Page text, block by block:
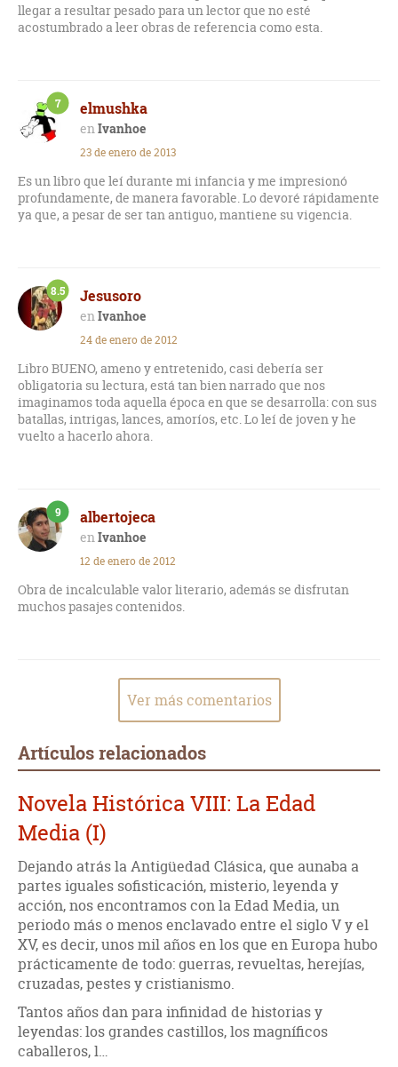
Sin embargo, tiene el don de entretenernos, y el de recuperar
ciertas figuras emblemáticas de la cultura popular
A mí no me cabe duda que autores tan flamantes como Kent
Follet, Patrick Rothfuss o George R. R. Martin, han debido de
empaparse de muchas de sus licencias, detalles y
argumentos.
llegar a resultar pesado para un lector que no esté
acostumbrado a leer obras de referencia como esta.
elmushka
Ivanhoe
7
23 de enero de 2013
Es un libro que leí durante mi infancia y me impresionó
profundamente, de manera favorable. Lo devoré rápidamente
ya que, a pesar de ser tan antiguo, mantiene su vigencia.
Jesusoro
Ivanhoe
8.5
24 de enero de 2012
Libro BUENO, ameno y entretenido, casi debería ser
obligatoria su lectura, está tan bien narrado que nos
imaginamos toda aquella época en que se desarrolla: con sus
batallas, intrigas, lances, amoríos, etc. Lo leí de joven y he
vuelto a hacerlo ahora.
albertojeca
Ivanhoe
9
12 de enero de 2012
Obra de incalculable valor literario, además se disfrutan
muchos pasajes contenidos.
Ver más comentarios
Artículos relacionados
Novela Histórica VIII: La Edad
Media (I)
Dejando atrás la Antigüedad Clásica, que aunaba a
partes iguales sofisticación, misterio, leyenda y
acción, nos encontramos con la Edad Media, un
periodo más o menos enclavado entre el siglo V y el
XV, es decir, unos mil años en los que en Europa hubo
prácticamente de todo: guerras, revueltas, herejías,
cruzadas, pestes y cristianismo.
Tantos años dan para infinidad de historias y
leyendas: los grandes castillos, los magníficos
caballeros, l…